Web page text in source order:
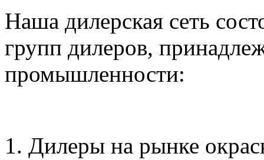
Наша дилерская сеть
групп дилеров,
промышленности:
1. Дилеры на рынке